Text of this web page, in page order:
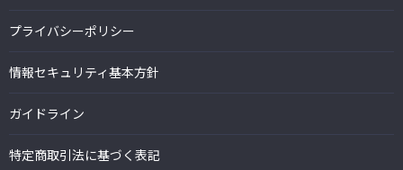
プライバシーポリシー
情報セキュリティ基本方針
ガイドライン
特定商取引法に基づく表記